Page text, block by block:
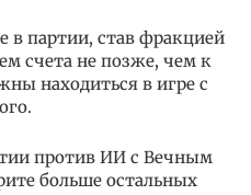
в партии, став фракцией
счета не позже, чем к
находиться в игре с
против ИИ с Вечным
больше остальных